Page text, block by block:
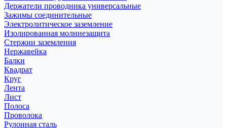
Держатели проводника универсальные
Зажимы соединительные
Электролитическое заземление
Изолированная молниезащита
Стержни заземления
Нержавейка
Балки
Квадрат
Круг
Лента
Лист
Полоса
Проволока
Рулонная сталь